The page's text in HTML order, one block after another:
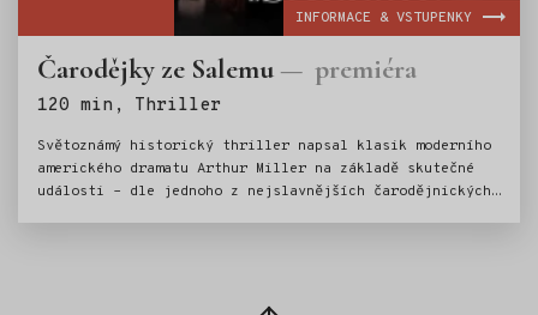
Čarodějky ze Salemu premiéra
120 min, Thriller
Světoznámý historický thriller napsal klasik moderního
amerického dramatu Arthur Miller na základě skutečné
události – dle jednoho z nejslavnějších čarodějnických
INFORMACE & VSTUPENKY
Zpět